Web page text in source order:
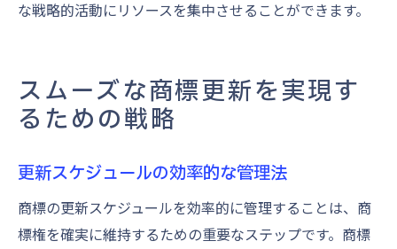
な戦略的活動にリソースを集中させることができます。
スムーズな商標更新を実現す
るための戦略
更新スケジュールの効率的な管理法
商標の更新スケジュールを効率的に管理することは、商
標権を確実に維持するための重要なステップです。商標